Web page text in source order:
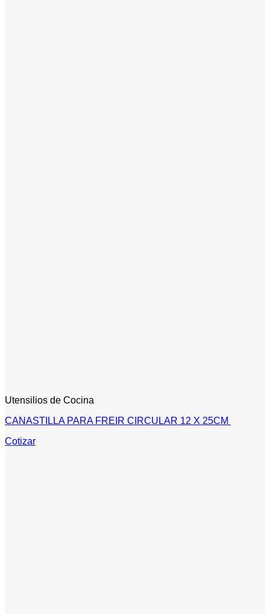
Utensilios de Cocina
CANASTILLA PARA FREIR CIRCULAR 12 X 25CM
Cotizar